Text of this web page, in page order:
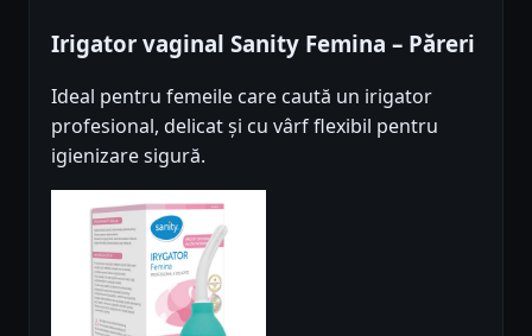
Irigator vaginal Sanity Femina – Păreri
Ideal pentru femeile care caută un irigator
profesional, delicat și cu vârf flexibil pentru
igienizare sigură.